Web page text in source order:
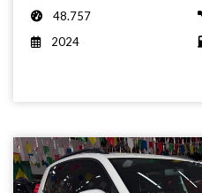
48.757
2024